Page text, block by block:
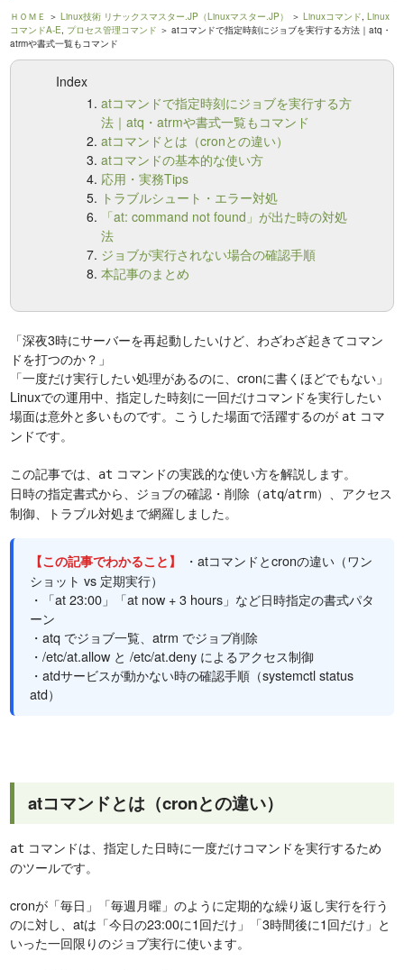
ＨＯＭＥ ＞Linux技術 リナックスマスター.JP（Linuxマスター.JP） ＞Linuxコマンド,Linux
コマンドA-E, プロセス管理コマンド ＞ atコマンドで指定時刻にジョブを実行する方法｜atq・
atrmや書式一覧もコマンド
Index
atコマンドで指定時刻にジョブを実行する方
法｜atq・atrmや書式一覧もコマンド
atコマンドとは（cronとの違い）
atコマンドの基本的な使い方
応用・実務Tips
トラブルシュート・エラー対処
「at: command not found」が出た時の対処
法
ジョブが実行されない場合の確認手順
本記事のまとめ
「深夜3時にサーバーを再起動したいけど、わざわざ起きてコマン
ドを打つのか？」
「一度だけ実行したい処理があるのに、cronに書くほどでもない」
Linuxでの運用中、指定した時刻に一回だけコマンドを実行したい
場面は意外と多いものです。こうした場面で活躍するのが at コマ
ンドです。
この記事では、
at コマンドの実践的な使い方を解説します。
日時の指定書式から、ジョブの確認・削除（atq/atrm）、アクセス
制御、トラブル対処まで網羅しました。
【この記事でわかること】
・atコマンドとcronの違い（ワン
ショット vs 定期実行）
・「at 23:00」「at now + 3 hours」など日時指定の書式パタ
ーン
・atq でジョブ一覧、atrm でジョブ削除
・/etc/at.allow と /etc/at.deny によるアクセス制御
・atdサービスが動かない時の確認手順（systemctl status
atd）
atコマンドとは（cronとの違い）
at コマンドは、指定した日時に一度だけコマンドを実行するため
のツールです。
cronが「毎日」「毎週月曜」のように定期的な繰り返し実行を行う
のに対し、atは「今日の23:00に1回だけ」「3時間後に1回だけ」と
いった一回限りのジョブ実行に使います。